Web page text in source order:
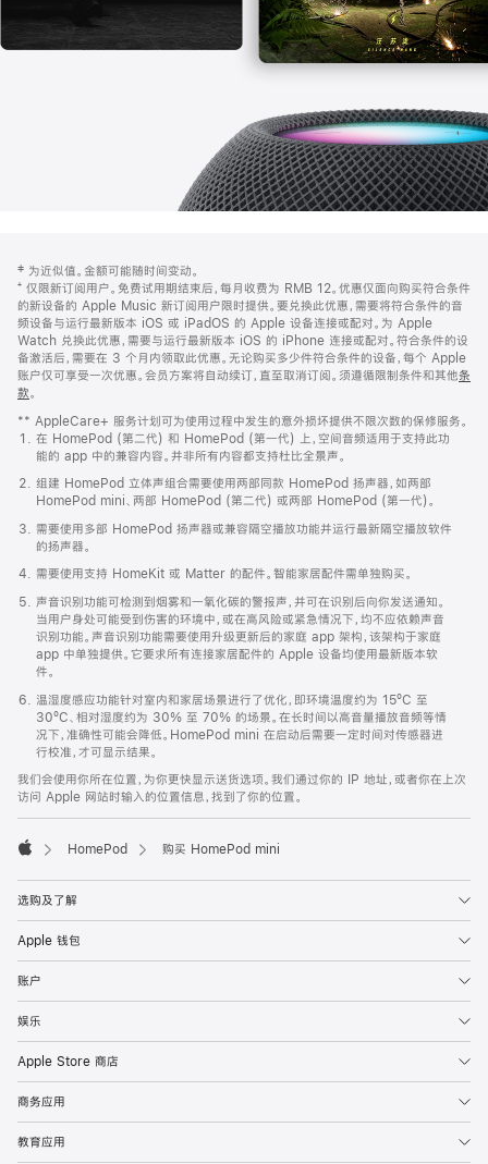
页
页
脚
注
‡ 为近似值。金额可能随时间变动。
⁺ 仅限新订阅用户。免费试用期结束后，每月收费为 RMB 12。优惠仅面向购买符合条件
的新设备的 Apple Music 新订阅用户限时提供。要兑换此优惠，需要将符合条件的音
频设备与运行最新版本 iOS 或 iPadOS 的 Apple 设备连接或配对。为 Apple
Watch 兑换此优惠，需要与运行最新版本 iOS 的 iPhone 连接或配对。符合条件的设
备激活后，需要在 3 个月内领取此优惠。无论购买多少件符合条件的设备，每个 Apple
账户仅可享受一次优惠。会员方案将自动续订，直至取消订阅。须遵循限制条件和其他条
款。
窗
口
中
打
开)
** AppleCare+ 服务计划可为使用过程中发生的意外损坏提供不限次数的保修服务。
在 HomePod (第二代) 和 HomePod (第一代) 上，空间音频适用于支持此功
能的 app 中的兼容内容。并非所有内容都支持杜比全景声。
组建 HomePod 立体声组合需要使用两部同款 HomePod 扬声器，如两部
HomePod mini、两部 HomePod (第二代) 或两部 HomePod (第一代)。
需要使用多部 HomePod 扬声器或兼容隔空播放功能并运行最新隔空播放软件
的扬声器。
需要使用支持 HomeKit 或 Matter 的配件。智能家居配件需单独购买。
声音识别功能可检测到烟雾和一氧化碳的警报声，并可在识别后向你发送通知。
当用户身处可能受到伤害的环境中，或在高风险或紧急情况下，均不应依赖声音
识别功能。声音识别功能需要使用升级更新后的家庭 app 架构，该架构于家庭
app 中单独提供。它要求所有连接家居配件的 Apple 设备均使用最新版本软
件。
温湿度感应功能针对室内和家居场景进行了优化，即环境温度约为 15ºC 至
30ºC、相对湿度约为 30% 至 70% 的场景。在长时间以高音量播放音频等情
况下，准确性可能会降低。HomePod mini 在启动后需要一定时间对传感器进
行校准，才可显示结果。
我们会使用你所在位置，为你更快显示送货选项。我们通过你的 IP 地址，或者你在上次
访问 Apple 网站时输入的位置信息，找到了你的位置。
HomePod 购买 HomePod mini
选购及了解
Apple 钱包
账户
娱乐
Apple Store 商店
商务应用
教育应用